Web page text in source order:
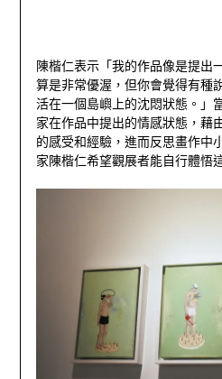
陳楷仁表示「我的作品像是提出
算是非常優渥，但你會覺得有種
活在一個島嶼上的沈悶狀態。」
家在作品中提出的情感狀態，藉
的感受和經驗，進而反思畫作中
家陳楷仁希望觀展者能自行體悟